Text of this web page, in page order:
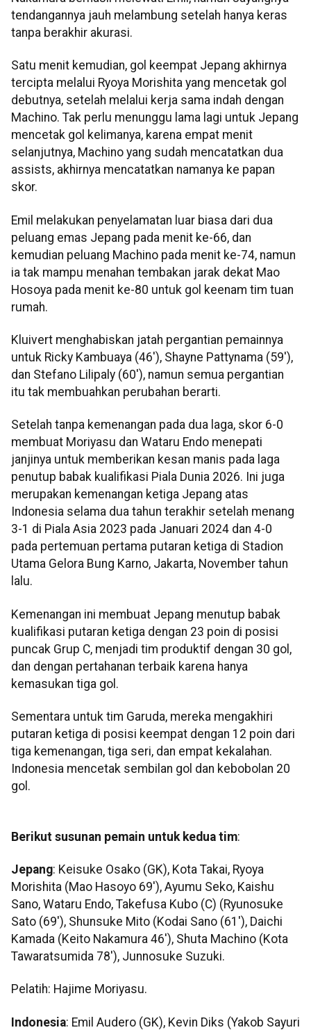
tendangannya jauh melambung setelah hanya keras
tanpa berakhir akurasi.
Satu menit kemudian, gol keempat Jepang akhirnya
tercipta melalui Ryoya Morishita yang mencetak gol
debutnya, setelah melalui kerja sama indah dengan
Machino. Tak perlu menunggu lama lagi untuk Jepang
mencetak gol kelimanya, karena empat menit
selanjutnya, Machino yang sudah mencatatkan dua
assists, akhirnya mencatatkan namanya ke papan
skor.
Emil melakukan penyelamatan luar biasa dari dua
peluang emas Jepang pada menit ke-66, dan
kemudian peluang Machino pada menit ke-74, namun
ia tak mampu menahan tembakan jarak dekat Mao
Hosoya pada menit ke-80 untuk gol keenam tim tuan
rumah.
Kluivert menghabiskan jatah pergantian pemainnya
untuk Ricky Kambuaya (46'), Shayne Pattynama (59'),
dan Stefano Lilipaly (60'), namun semua pergantian
itu tak membuahkan perubahan berarti.
Setelah tanpa kemenangan pada dua laga, skor 6-0
membuat Moriyasu dan Wataru Endo menepati
janjinya untuk memberikan kesan manis pada laga
penutup babak kualifikasi Piala Dunia 2026. Ini juga
merupakan kemenangan ketiga Jepang atas
Indonesia selama dua tahun terakhir setelah menang
3-1 di Piala Asia 2023 pada Januari 2024 dan 4-0
pada pertemuan pertama putaran ketiga di Stadion
Utama Gelora Bung Karno, Jakarta, November tahun
lalu.
Kemenangan ini membuat Jepang menutup babak
kualifikasi putaran ketiga dengan 23 poin di posisi
puncak Grup C, menjadi tim produktif dengan 30 gol,
dan dengan pertahanan terbaik karena hanya
kemasukan tiga gol.
Sementara untuk tim Garuda, mereka mengakhiri
putaran ketiga di posisi keempat dengan 12 poin dari
tiga kemenangan, tiga seri, dan empat kekalahan.
Indonesia mencetak sembilan gol dan kebobolan 20
gol.
Berikut susunan pemain untuk kedua tim:
Jepang: Keisuke Osako (GK), Kota Takai, Ryoya
Morishita (Mao Hasoyo 69'), Ayumu Seko, Kaishu
Sano, Wataru Endo, Takefusa Kubo (C) (Ryunosuke
Sato (69'), Shunsuke Mito (Kodai Sano (61'), Daichi
Kamada (Keito Nakamura 46'), Shuta Machino (Kota
Tawaratsumida 78'), Junnosuke Suzuki.
Pelatih: Hajime Moriyasu.
Indonesia: Emil Audero (GK), Kevin Diks (Yakob Sayuri